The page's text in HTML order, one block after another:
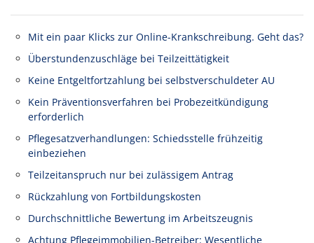
Mit ein paar Klicks zur Online-Krankschreibung. Geht das?
Überstundenzuschläge bei Teilzeittätigkeit
Keine Entgeltfortzahlung bei selbstverschuldeter AU
Kein Präventionsverfahren bei Probezeitkündigung
erforderlich
Pflegesatzverhandlungen: Schiedsstelle frühzeitig
einbeziehen
Teilzeitanspruch nur bei zulässigem Antrag
Rückzahlung von Fortbildungskosten
Durchschnittliche Bewertung im Arbeitszeugnis
Achtung Pflegeimmobilien-Betreiber: Wesentliche